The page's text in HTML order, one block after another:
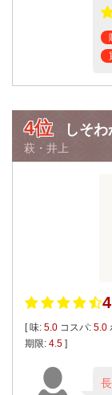
4位 しそ
萩・井上
[ 味: 5.0 コスパ: 5.0
期限: 4.5 ]